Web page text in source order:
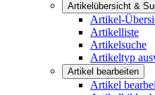
Artikelübersicht &
Artikel-
Artikelliste
Artikelsuche
Artikeltyp
Artikel bearbeiten
Artikel